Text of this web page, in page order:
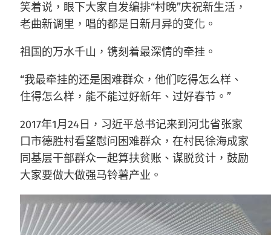
笑着说，眼下大家自发编排“村晚”庆祝新生活，
老曲新调里，唱的都是日新月异的变化。
祖国的万水千山，镌刻着最深情的牵挂。
“我最牵挂的还是困难群众，他们吃得怎么样、
住得怎么样，能不能过好新年、过好春节。”
2017年1月24日，习近平总书记来到河北省张家
口市德胜村看望慰问困难群众，在村民徐海成家
同基层干部群众一起算扶贫账、谋脱贫计，鼓励
大家要做大做强马铃薯产业。